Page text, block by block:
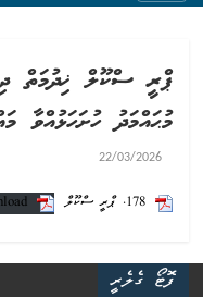
ޕްރީ ސްކޫލް ޚިދުމަތް
މުޙައްމަދު ހުށަހަޅުއްވާ
22/03/2026
178. ޕްރީ ސްކޫލް
ފޮޓޯ ގެލެރީ